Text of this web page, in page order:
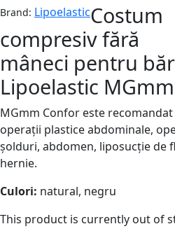
Brand: LipoelasticCostum
compresiv fără
mâneci pentru
Lipoelastic
MGmm Confor este
operații plastice abdominale,
șolduri, abdomen, liposucție de
hernie.
Culori: natural, negru
This product is currently out of